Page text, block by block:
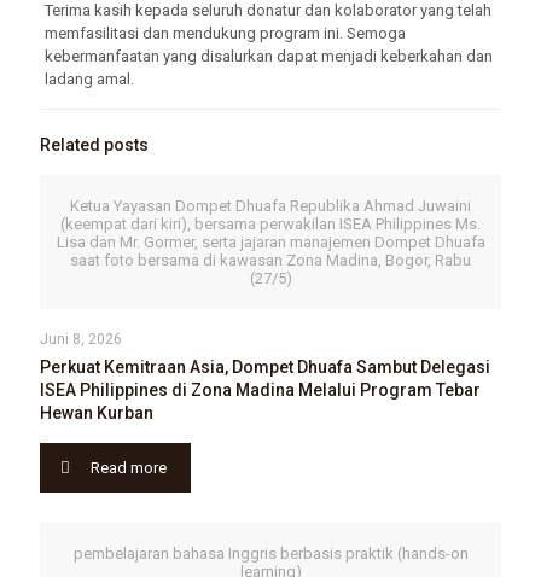
Terima kasih kepada seluruh donatur dan kolaborator yang telah
memfasilitasi dan mendukung program ini. Semoga
kebermanfaatan yang disalurkan dapat menjadi keberkahan dan
ladang amal.
Related posts
Ketua Yayasan Dompet Dhuafa Republika Ahmad Juwaini
(keempat dari kiri), bersama perwakilan ISEA Philippines Ms.
Lisa dan Mr. Gormer, serta jajaran manajemen Dompet Dhuafa
saat foto bersama di kawasan Zona Madina, Bogor, Rabu
(27/5)
Juni 8, 2026
Perkuat Kemitraan Asia, Dompet Dhuafa Sambut Delegasi
ISEA Philippines di Zona Madina Melalui Program Tebar
Hewan Kurban
Read more
pembelajaran bahasa Inggris berbasis praktik (hands-on
learning)